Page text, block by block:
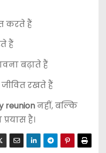
करते हैं
हैं
बढ़ाते हैं
रखते हैं
reunionनहीं, बल्कि
है।